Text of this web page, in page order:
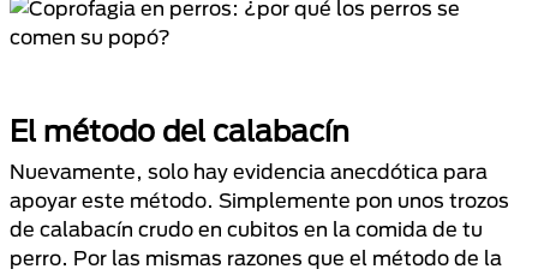
El método del calabacín
Nuevamente, solo hay evidencia anecdótica para
apoyar este método. Simplemente pon unos trozos
de calabacín crudo en cubitos en la comida de tu
perro. Por las mismas razones que el método de la